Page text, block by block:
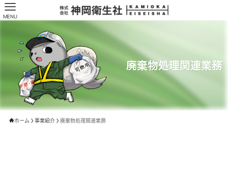
MENU
廃棄物処理関連業務
ホーム 事業紹介 廃棄物処理関連業務